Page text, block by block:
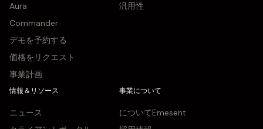
Aura
Commander
デモを予約する
価格をリクエスト
事業計画
汎用性
情報＆リソース
ニュース
事業について
についてEmesent